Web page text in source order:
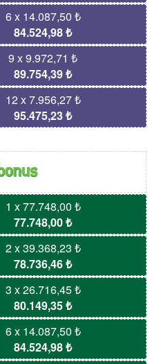
6 x 14.087,50 ₺
84.524,98 ₺
9 x 9.972,71 ₺
89.754,39 ₺
12 x 7.956,27 ₺
95.475,23 ₺
1 x 77.748,00 ₺
77.748,00 ₺
2 x 39.368,23 ₺
78.736,46 ₺
3 x 26.716,45 ₺
80.149,35 ₺
6 x 14.087,50 ₺
84.524,98 ₺